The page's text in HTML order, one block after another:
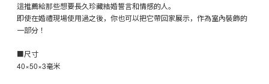
這推薦給那些想要長久珍藏結婚誓言和情感的人。
即使在婚禮現場使用過之後，你也可以把它帶回家展示，作為室內裝飾的
一部分！
■尺寸
40×50×3毫米